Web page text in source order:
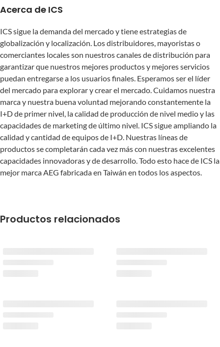
Acerca de ICS
ICS sigue la demanda del mercado y tiene estrategias de
globalización y localización. Los distribuidores, mayoristas o
comerciantes locales son nuestros canales de distribución para
garantizar que nuestros mejores productos y mejores servicios
puedan entregarse a los usuarios finales. Esperamos ser el líder
del mercado para explorar y crear el mercado. Cuidamos nuestra
marca y nuestra buena voluntad mejorando constantemente la
I+D de primer nivel, la calidad de producción de nivel medio y las
capacidades de marketing de último nivel. ICS sigue ampliando la
calidad y cantidad de equipos de I+D. Nuestras líneas de
productos se completarán cada vez más con nuestras excelentes
capacidades innovadoras y de desarrollo. Todo esto hace de ICS la
mejor marca AEG fabricada en Taiwán en todos los aspectos.
Productos relacionados